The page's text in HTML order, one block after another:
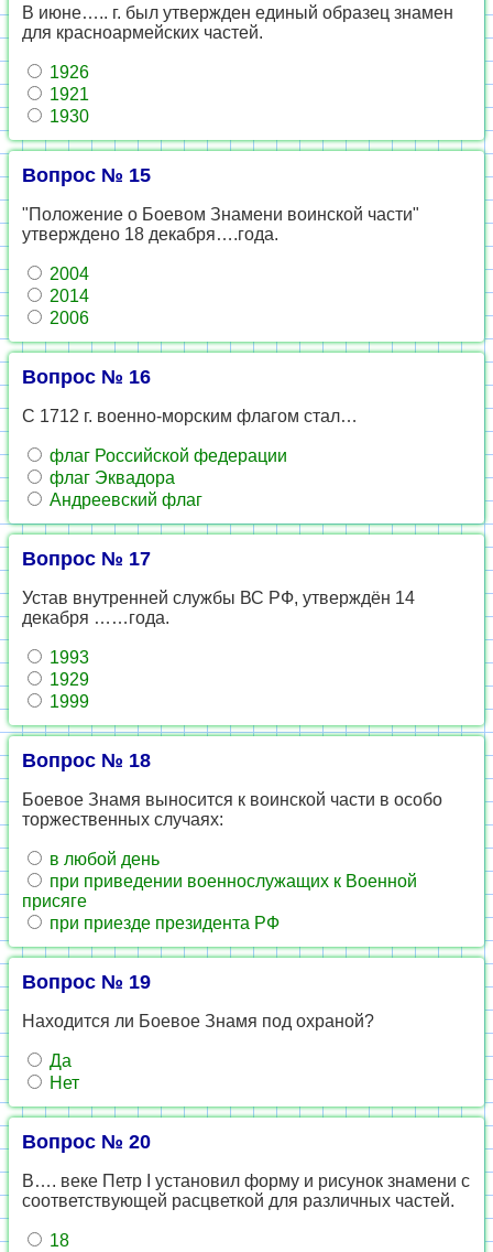
В июне….. г. был утвержден единый образец знамен
для красноармейских частей.
1926
1921
1930
Вопрос № 15
"Положение о Боевом Знамени воинской части"
утверждено 18 декабря….года.
2004
2014
2006
Вопрос № 16
С 1712 г. военно-морским флагом стал…
флаг Российской федерации
флаг Эквадора
Андреевский флаг
Вопрос № 17
Устав внутренней службы ВС РФ, утверждён 14
декабря ……года.
1993
1929
1999
Вопрос № 18
Боевое Знамя выносится к воинской части в особо
торжественных случаях:
в любой день
при приведении военнослужащих к Военной
присяге
при приезде президента РФ
Вопрос № 19
Находится ли Боевое Знамя под охраной?
Да
Нет
Вопрос № 20
В…. веке Петр I установил форму и рисунок знамени с
соответствующей расцветкой для различных частей.
18